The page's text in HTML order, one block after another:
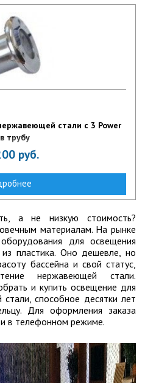
стали с 3 Power
трубу
руб.
а не низкую стоимость?
материалам. На рынке
для освещения
из пластика. Оно дешевле, но
бассейна и свой статус,
нержавеющей стали.
и купить освещение для
способное десятки лет
Для оформления заказа
в телефонном режиме.